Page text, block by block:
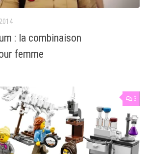
: la combinaison
femme
3